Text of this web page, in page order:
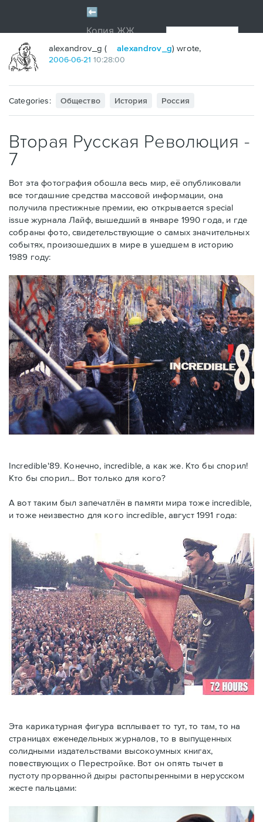
alexandrov_g ( alexandrov_g) wrote,
2006-06-21 10:28:00
Categories: Общество История Россия
Вторая Русская Революция -
7
Вот эта фотография обошла весь мир, её опубликовали
все тогдашние средства массовой информации, она
получила престижные премии, ею открывается special
issue журнала Лайф, вышедший в январе 1990 года, и где
собраны фото, свидетельствующие о самых значительных
событях, произошедших в мире в ушедшем в историю
1989 году:
Incredible'89. Конечно, incredible, а как же. Кто бы спорил!
Кто бы спорил... Вот только для кого?
А вот таким был запечатлён в памяти мира тоже incredible,
и тоже неизвестно для кого incredible, август 1991 года:
Эта карикатурная фигура всплывает то тут, то там, то на
страницах еженедельных журналов, то в выпущенных
солидными издательствами высокоумных книгах,
повествующих о Перестройке. Вот он опять тычет в
пустоту прорванной дыры растопыренными в нерусском
жесте пальцами: